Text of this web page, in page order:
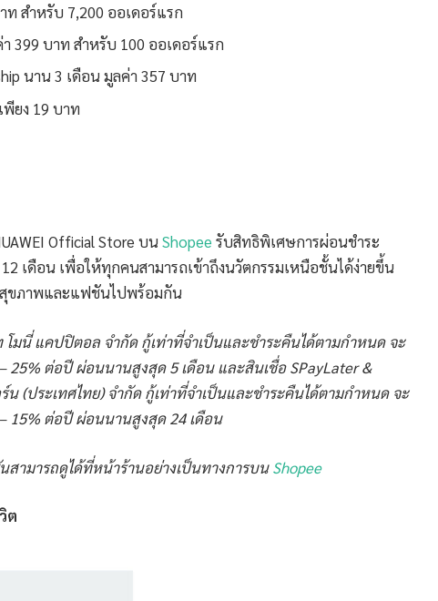
ท สำหรับ 7,200 ออเดอร์แรก
399 บาท สำหรับ 100 ออเดอร์แรก
นาน 3 เดือน มูลค่า 357 บาท
พียง 19 บาท
Official Store บน Shopee รับสิทธิพิเศษการผ่อนชำระ
เดือน เพื่อให้ทุกคนสามารถเข้าถึงนวัตกรรมเหนือชั้นได้ง่ายขึ้น
สุขภาพและแฟชันไปพร้อมกัน
โมนี่ แคปปิตอล จำกัด กู้เท่าที่จำเป็นและชำระคืนได้ตามกำหนด จะ
25% ต่อปี ผ่อนนานสูงสุด 5 เดือน และสินเชื่อ SPayLater &
(ประเทศไทย) จำกัด กู้เท่าที่จำเป็นและชำระคืนได้ตามกำหนด จะ
15% ต่อปี ผ่อนนานสูงสุด 24 เดือน
สามารถดูได้ที่หน้าร้านอย่างเป็นทางการบนShopee
ต